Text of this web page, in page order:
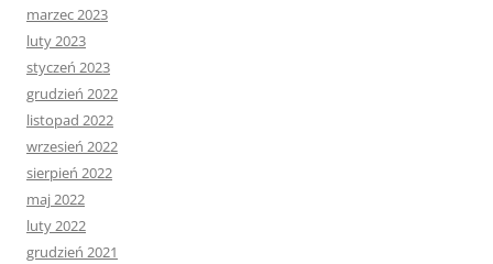
marzec 2023
luty 2023
styczeń 2023
grudzień 2022
listopad 2022
wrzesień 2022
sierpień 2022
maj 2022
luty 2022
grudzień 2021